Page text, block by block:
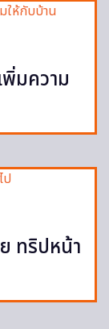
มความ
ทริปหน้า